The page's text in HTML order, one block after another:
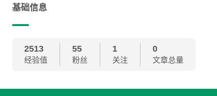
基础信息
2513
经验值
55
粉丝
1
关注
0
文章总量